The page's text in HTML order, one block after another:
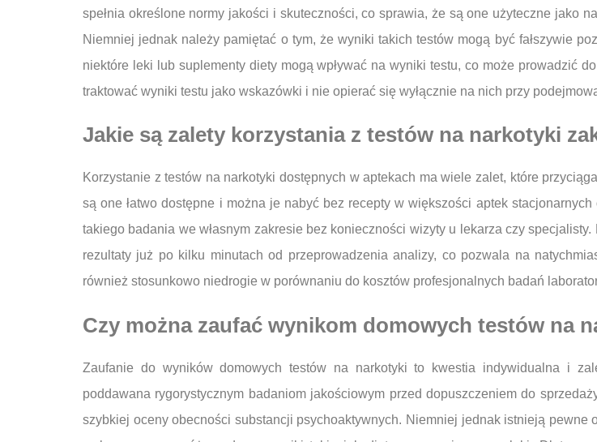
spełnia określone normy jakości i skuteczności, co sprawia, że są one użyteczne jako
Niemniej jednak należy pamiętać o tym, że wyniki takich testów mogą być fałszywie
niektóre leki lub suplementy diety mogą wpływać na wyniki testu, co może prowadzić
traktować wyniki testu jako wskazówki i nie opierać się wyłącznie na nich przy
Jakie są zalety korzystania z testów na narkotyki
Korzystanie z testów na narkotyki dostępnych w aptekach ma wiele zalet, które
są one łatwo dostępne i można je nabyć bez recepty w większości aptek
takiego badania we własnym zakresie bez konieczności wizyty u lekarza czy
rezultaty już po kilku minutach od przeprowadzenia analizy, co pozwala na
również stosunkowo niedrogie w porównaniu do kosztów profesjonalnych badań
Czy można zaufać wynikom domowych testów na
Zaufanie do wyników domowych testów na narkotyki to kwestia indywidualna i
poddawana rygorystycznym badaniom jakościowym przed dopuszczeniem do
szybkiej oceny obecności substancji psychoaktywnych. Niemniej jednak istnieją